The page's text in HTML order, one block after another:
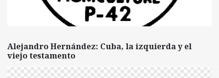
Alejandro Hernández: Cuba, la izquierda y el
viejo testamento